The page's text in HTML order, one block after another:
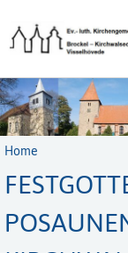
Home